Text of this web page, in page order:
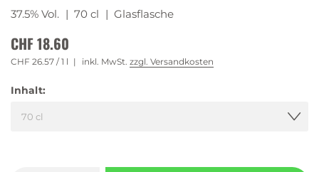
37.5% Vol. | 70 cl | Glasflasche
CHF 18.60
CHF 26.57 / 1 l inkl. MwSt. zzgl. Versandkosten
Inhalt: